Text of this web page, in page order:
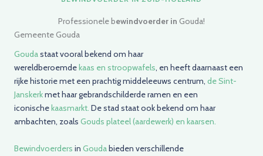
Professionele bewindvoerder in Gouda!
Gemeente Gouda
Goudastaat vooral bekend om haar
wereldberoemdekaas en stroopwafels, en heeft daarnaast een
rijke historie met een prachtig middeleeuws centrum, de Sint-
Janskerkmet haar gebrandschilderde ramen en een
iconischekaasmarkt. De stad staat ook bekend om haar
ambachten, zoals Gouds plateel (aardewerk) en kaarsen.
Bewindvoerders in Goudabieden verschillende